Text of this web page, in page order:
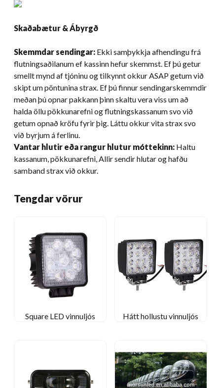
Skaðabætur & Ábyrgð
Skemmdar sendingar: Ekki samþykkja afhendingu frá
flutningsaðilanum ef kassinn hefur skemmst. Ef þú getur
smellt mynd af tjóninu og tilkynnt okkur ASAP getum við
skipt um pöntunina strax. Ef þú finnur sendingarskemmdir
meðan þú opnar pakkann þinn skaltu vera viss um að
halda öllu pökkunarefni og flutningskassanum svo við
getum opnað kröfu fyrir þig. Láttu okkur vita strax svo
við byrjum á ferlinu.
Vantar hlutir eða rangur hlutur móttekinn: Haltu
kassanum, pökkunarefni, Allir sendir hlutar og hafðu
samband strax við okkur.
Tengdar vörur
Square LED vinnuljós Hátt hollustu vinnuljós